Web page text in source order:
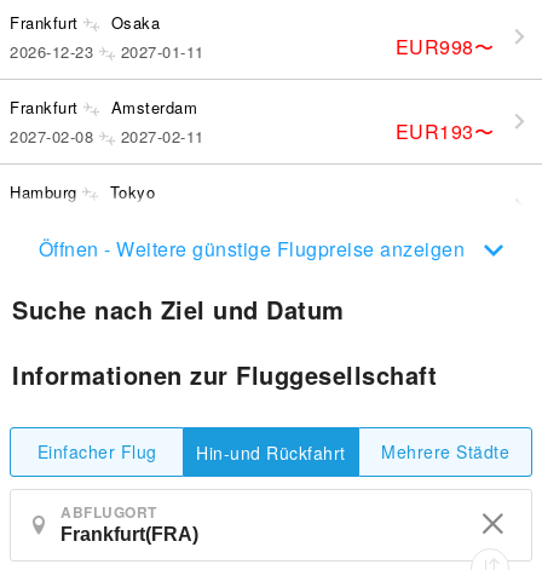
Frankfurt Osaka
EUR998〜
2026-12-23 2027-01-11
Frankfurt Amsterdam
EUR193〜
2027-02-08 2027-02-11
Hamburg Tokyo
Öffnen - Weitere günstige Flugpreise anzeigen
Suche nach Ziel und Datum
Informationen zur Fluggesellschaft
Einfacher Flug Hin-und Rückfahrt Mehrere Städte
ABFLUGORT